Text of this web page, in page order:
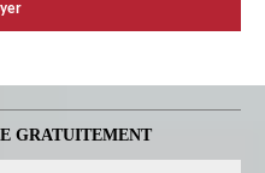
GRATUITEMENT